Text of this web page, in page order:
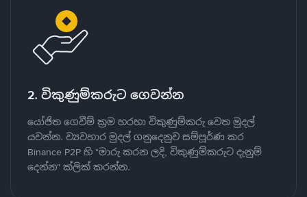
2. විකුණුම්කරුට ගෙවන්න
යෝජිත ගෙවීම් ක්‍රම හරහා විකුණුම්කරු වෙත මුදල්
යවන්න. ව්‍යවහාර මුදල් ගනුදෙනුව සම්පූර්ණ කර
Binance P2P හි "මාරු කරන ලදි, විකුණුම්කරුට දැනුම්
දෙන්න" ක්ලික් කරන්න.